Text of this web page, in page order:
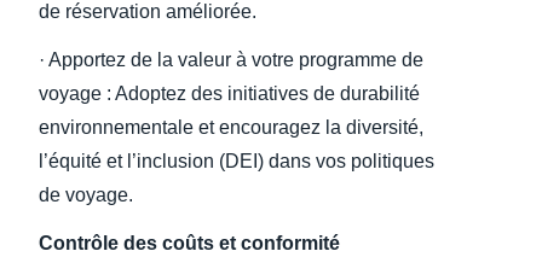
de réservation améliorée.
· Apportez de la valeur à votre programme de
voyage : Adoptez des initiatives de durabilité
environnementale et encouragez la diversité,
l’équité et l’inclusion (DEI) dans vos politiques
de voyage.
Contrôle des coûts et conformité